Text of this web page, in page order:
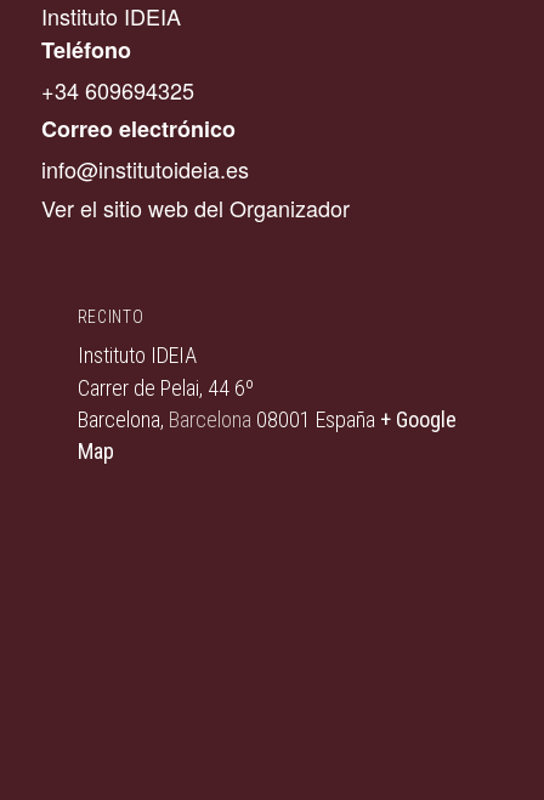
Instituto IDEIA
Teléfono
+34 609694325
Correo electrónico
info@institutoideia.es
Ver el sitio web del Organizador
RECINTO
Instituto IDEIA
Carrer de Pelai, 44 6º
Barcelona, Barcelona 08001 España + Google
Map